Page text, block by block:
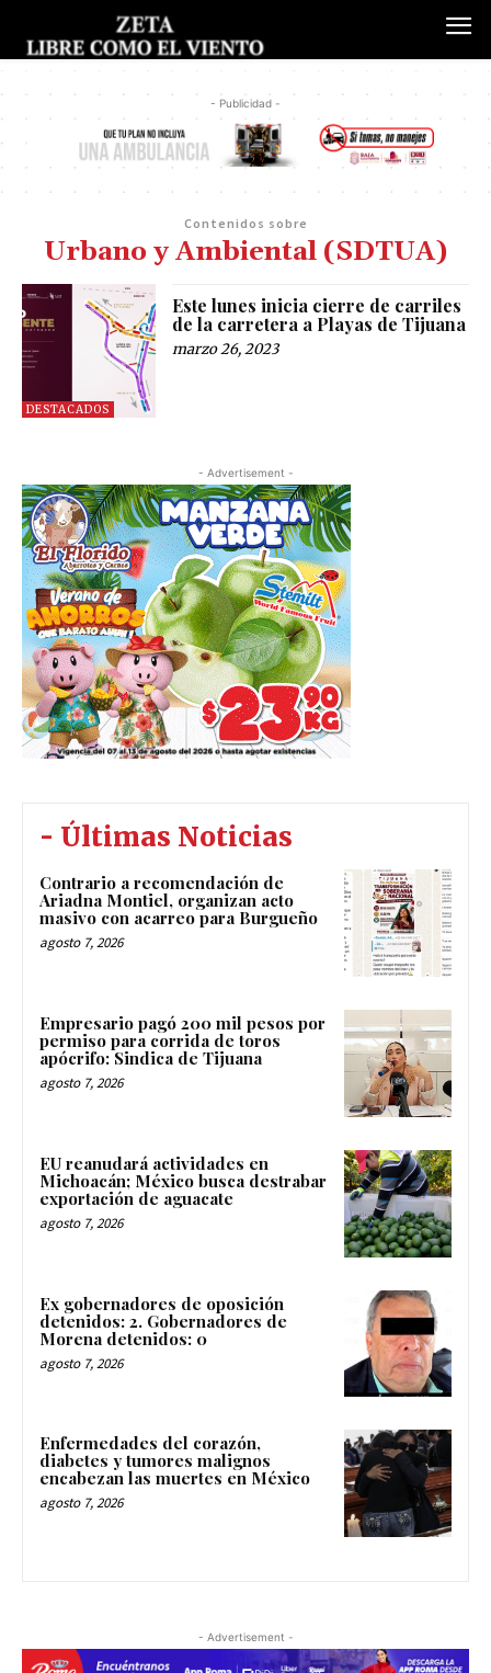
- Publicidad -
Contenidos sobre
Urbano y Ambiental (SDTUA)
DESTACADOS
Este lunes inicia cierre de carriles
de la carretera a Playas de Tijuana
marzo 26, 2023
- Advertisement -
- Últimas Noticias
Contrario a recomendación de
Ariadna Montiel, organizan acto
masivo con acarreo para Burgueño
agosto 7, 2026
Empresario pagó 200 mil pesos por
permiso para corrida de toros
apócrifo: Sindica de Tijuana
agosto 7, 2026
EU reanudará actividades en
Michoacán; México busca destrabar
exportación de aguacate
agosto 7, 2026
Ex gobernadores de oposición
detenidos: 2. Gobernadores de
Morena detenidos: 0
agosto 7, 2026
Enfermedades del corazón,
diabetes y tumores malignos
encabezan las muertes en México
agosto 7, 2026
- Advertisement -